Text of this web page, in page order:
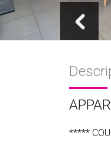
*****